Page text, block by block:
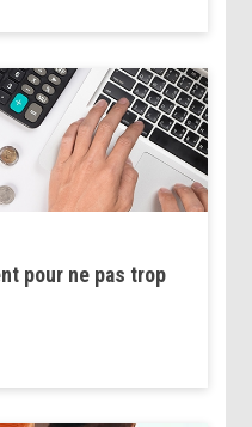
pour ne pas trop